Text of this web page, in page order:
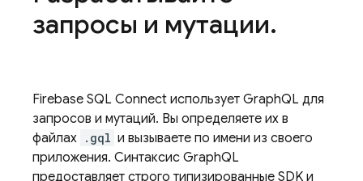
запросы и мутации.
Firebase SQL Connect использует GraphQL для
запросов и мутаций. Вы определяете их в
файлах .gql и вызываете по имени из своего
приложения. Синтаксис GraphQL
предоставляет строго типизированные SDK и